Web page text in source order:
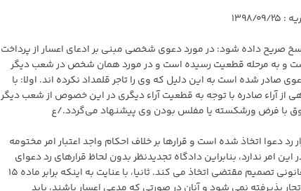
صریح داده شود: در مورد دعوی شخصی مبنی بر ادعای اعسار از پرداخت
و به مرحله قطعیت رسیده است و در مورد همان شخص در شعب دیگر
صادر شده است به این دلیل که وی را تاجر قلمداد نکرده اند. اولا: با
از آراء صادره با توجه به قطعیت آراء دیگری در این خصوص از شعب دیگر
با فرض ورشکسته یا مفلس بودن وی پیشنهاد می‌گردد./ع
دعوا اتخاذ شده است و قرارها بر خلاف احکام واجد اعتبار امر مختومه
امر ندارد، بنابراین دادگاه تجدیدنظر بدون لحاظ قرارهای رد دعوای
قطعی سابق-الصدور، راجع به قرار تجدیدنظر خواسته برابر موازین قانونی تصمیم مقتضی اتخاذ می کند. ثانیا، با عنایت به اینکه برابر ماده ۱۵